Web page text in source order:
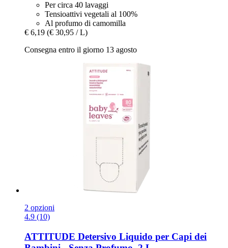
Per circa 40 lavaggi
Tensioattivi vegetali al 100%
Al profumo di camomilla
€ 6,19 (€ 30,95 / L)
Consegna entro il giorno 13 agosto
2 opzioni
4.9 (10)
ATTITUDE Detersivo Liquido per Capi dei